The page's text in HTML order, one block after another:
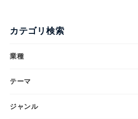
カテゴリ検索
業種
テーマ
ジャンル